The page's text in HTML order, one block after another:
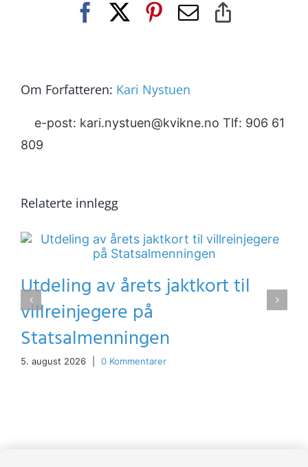
Facebook Pinterest
E-
Om Forfatteren: Kari Nystuen
e-post: kari.nystuen@kvikne.no Tlf: 906 61
809
Relaterte innlegg
Utdeling av årets jaktkort til
villreinjegere på
Statsalmenningen
5. august 2026 0 Kommentarer